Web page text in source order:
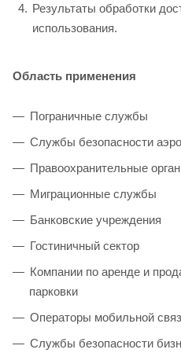
Результаты обработки
использования.
Область применения
Пограничные службы
Службы безопасности
Правоохранительные
Миграционные службы
Банковские учреждения
Гостиничный сектор
Компании по аренде и
парковки
Операторы мобильной
Службы безопасности